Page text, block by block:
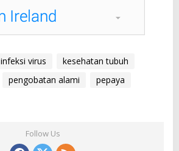
infeksi virus
kesehatan tubuh
pengobatan alami
pepaya
Follow Us